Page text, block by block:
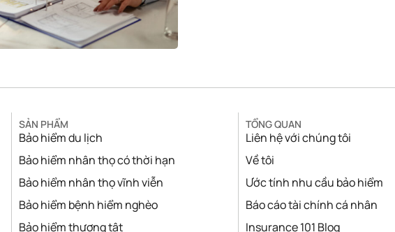
SẢN PHẨM
Bảo hiểm du lịch
Bảo hiểm nhân thọ có thời hạn
Bảo hiểm nhân thọ vĩnh viễn
Bảo hiểm bệnh hiểm nghèo
Bảo hiểm thương tật
TỔNG QUAN
Liên hệ với chúng tôi
Về tôi
Ước tính nhu cầu bảo hiểm
Báo cáo tài chính cá nhân
Insurance 101 Blog